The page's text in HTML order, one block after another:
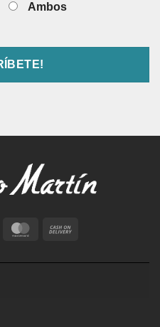
Ambos
MasterCard
Delivery